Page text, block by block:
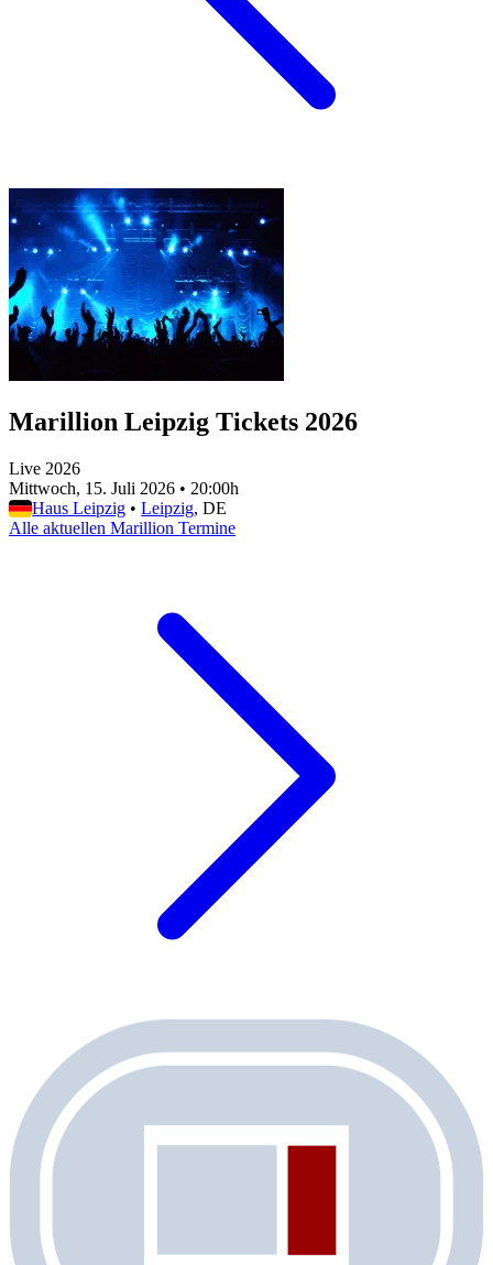
Marillion Leipzig Tickets 2026
Live 2026
Mittwoch, 15. Juli 2026 • 20:00h
Haus Leipzig • Leipzig, DE
Alle aktuellen Marillion Termine